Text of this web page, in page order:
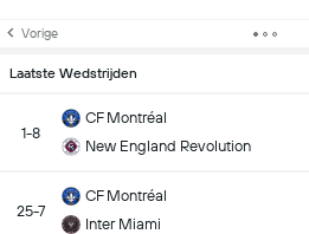
Vorige
Laatste Wedstrijden
1-8
CF Montréal
New England Revolution
25-7
CF Montréal
Inter Miami